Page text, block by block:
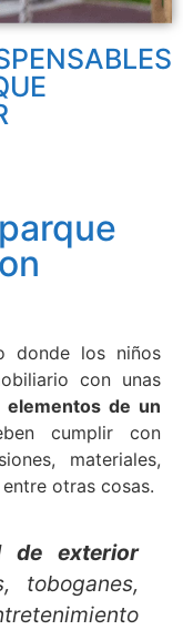
donde los niños
con unas
elementos de un
cumplir con
materiales,
otras cosas.
de exterior
toboganes,